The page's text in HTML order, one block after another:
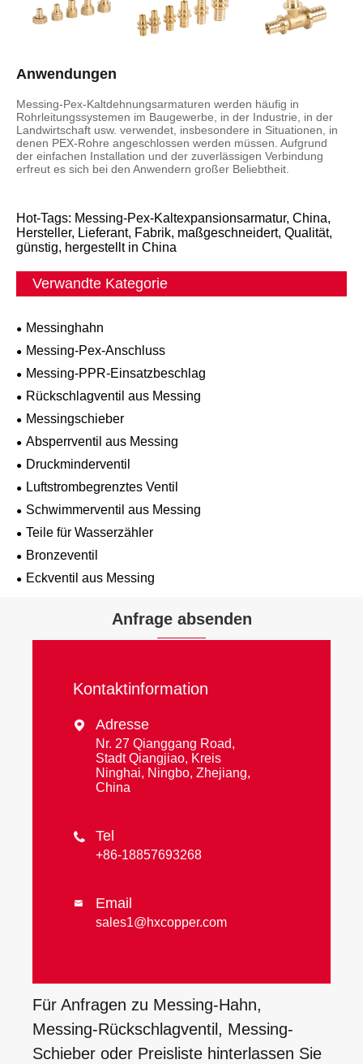
Anwendungen
Messing-Pex-Kaltdehnungsarmaturen werden häufig in
Rohrleitungssystemen im Baugewerbe, in der Industrie, in der
Landwirtschaft usw. verwendet, insbesondere in Situationen, in
denen PEX-Rohre angeschlossen werden müssen. Aufgrund
der einfachen Installation und der zuverlässigen Verbindung
erfreut es sich bei den Anwendern großer Beliebtheit.
Hot-Tags: Messing-Pex-Kaltexpansionsarmatur, China,
Hersteller, Lieferant, Fabrik, maßgeschneidert, Qualität,
günstig, hergestellt in China
Verwandte Kategorie
Messinghahn
Messing-Pex-Anschluss
Messing-PPR-Einsatzbeschlag
Rückschlagventil aus Messing
Messingschieber
Absperrventil aus Messing
Druckminderventil
Luftstrombegrenztes Ventil
Schwimmerventil aus Messing
Teile für Wasserzähler
Bronzeventil
Eckventil aus Messing
Anfrage absenden
Kontaktinformation
 Adresse
Nr. 27 Qianggang Road,
Stadt Qiangjiao, Kreis
Ninghai, Ningbo, Zhejiang,
China
 Tel
+86-18857693268
 Email
sales1@hxcopper.com
Für Anfragen zu Messing-Hahn,
Messing-Rückschlagventil, Messing-
Schieber oder Preisliste hinterlassen Sie